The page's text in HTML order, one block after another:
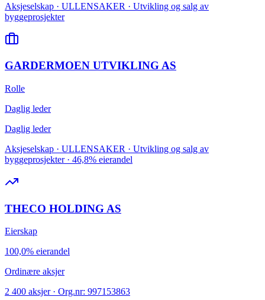
Aksjeselskap · ULLENSAKER · Utvikling og salg av
byggeprosjekter
GARDERMOEN UTVIKLING AS
Rolle
Daglig leder
Daglig leder
Aksjeselskap · ULLENSAKER · Utvikling og salg av
byggeprosjekter · 46,8% eierandel
THECO HOLDING AS
Eierskap
100,0% eierandel
Ordinære aksjer
2 400 aksjer · Org.nr: 997153863